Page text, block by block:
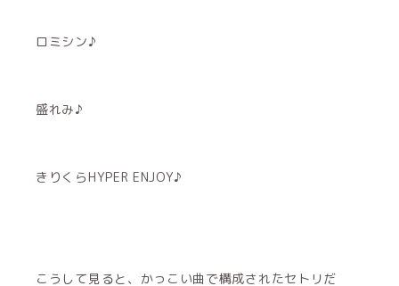
ロミシン♪
盛れみ♪
きりくらHYPER ENJOY♪
こうして見ると、かっこい曲で構成されたセトリだ